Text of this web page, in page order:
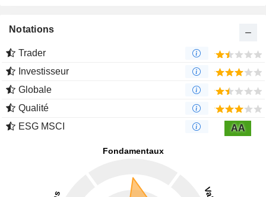
Notations
Trader
Investisseur
Globale
Qualité
ESG MSCI
AA